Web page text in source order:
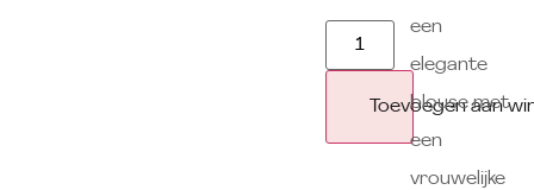
Toevoegen aan
een
elegante
blouse met
een
vrouwelijke